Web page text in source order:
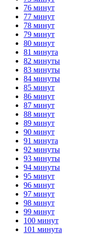
76 минут
77 минут
78 минут
79 минут
80 минут
81 минута
82 минуты
83 минуты
84 минуты
85 минут
86 минут
87 минут
88 минут
89 минут
90 минут
91 минута
92 минуты
93 минуты
94 минуты
95 минут
96 минут
97 минут
98 минут
99 минут
100 минут
101 минута